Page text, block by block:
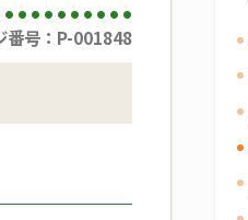
番号：P-001848